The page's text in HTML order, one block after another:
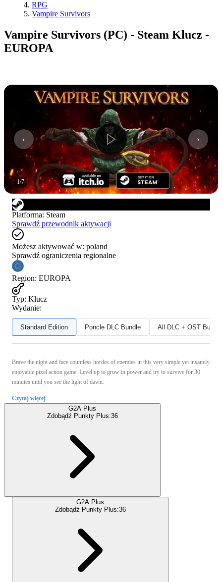
RPG
Vampire Survivors
Vampire Survivors (PC) - Steam Klucz -
EUROPA
1/7
Platforma: Steam
Sprawdź przewodnik aktywacji
Możesz aktywować w: poland
Sprawdź ograniczenia regionalne
Region: EUROPA
Typ: Klucz
Wydanie:
Standard Edition Poncle DLC Bundle All DLC + OST Bundle
Brave the night and face countless hordes of enemies in this very simple yet insanely
enjoyable pixel action game. Level up to grow in power and try to survive for 30
minutes until you see the light of dawn.
Czytaj więcej
G2A Plus
Zdobądź Punkty Plus:36
G2A Plus
Zdobądź Punkty Plus:36